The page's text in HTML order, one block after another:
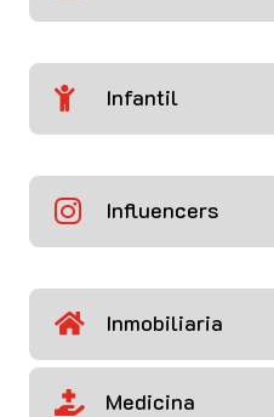
 Infantil
 Influencers
 Inmobiliaria
 Medicina